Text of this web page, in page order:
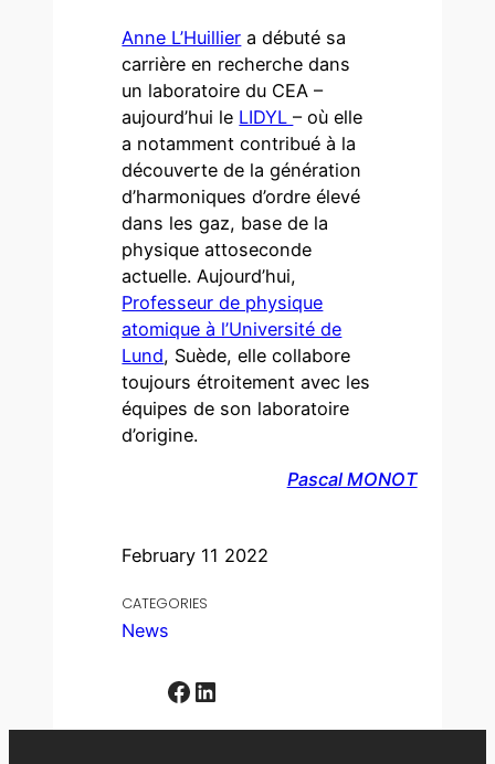
February 11 2022
CATEGORIES
News
Facebook LinkedIn
Anne L’Huillier a débuté sa
carrière en recherche dans
un laboratoire du CEA –
aujourd’hui le LIDYL– où elle
a notamment contribué à la
découverte de la génération
d’harmoniques d’ordre élevé
dans les gaz, base de la
physique attoseconde
actuelle. Aujourd’hui,
Professeur de physique
atomique à l’Université de
Lund, Suède, elle collabore
toujours étroitement avec les
équipes de son laboratoire
d’origine.
Pascal MONOT